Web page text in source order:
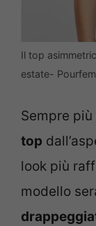
Il top
estate-
Sempre
top
look più
modello